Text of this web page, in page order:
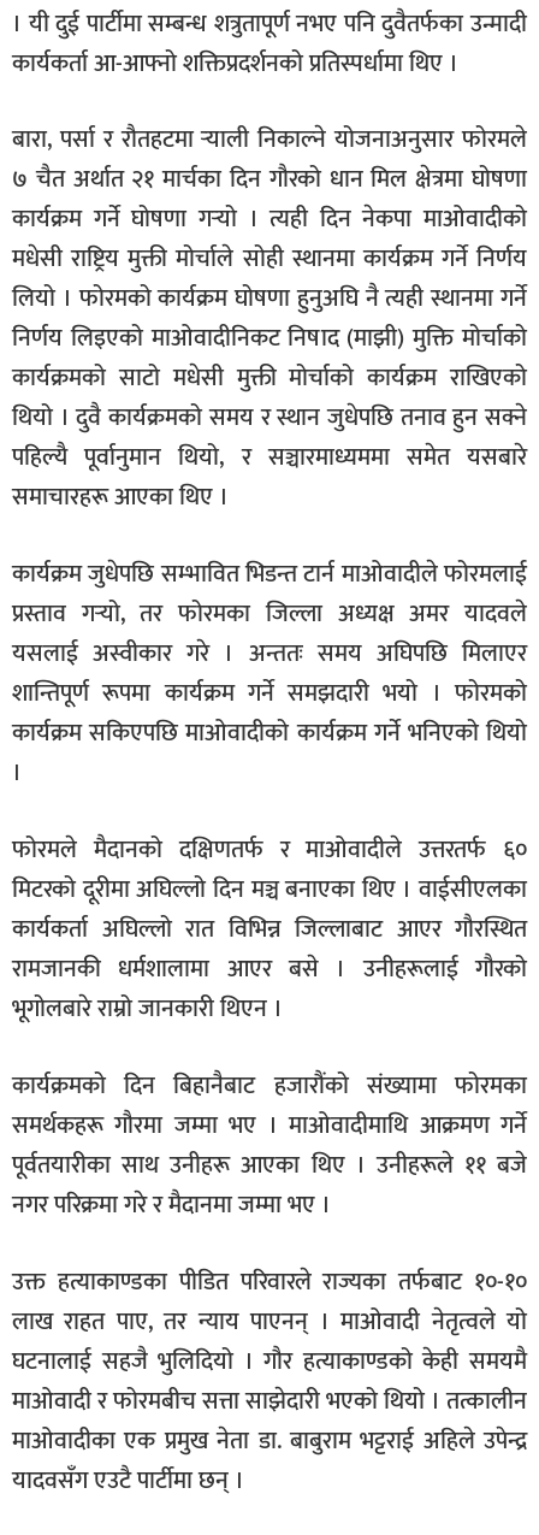
। यी दुई पार्टीमा सम्बन्ध शत्रुतापूर्ण नभए पनि दुवैतर्फका उन्मादी
कार्यकर्ता आ-आफ्नो शक्तिप्रदर्शनको प्रतिस्पर्धामा थिए ।
बारा, पर्सा र रौतहटमा र्‍याली निकाल्ने योजनाअनुसार फोरमले
७ चैत अर्थात २१ मार्चका दिन गौरको धान मिल क्षेत्रमा घोषणा
कार्यक्रम गर्ने घोषणा गर्‍यो । त्यही दिन नेकपा माओवादीको
मधेसी राष्ट्रिय मुक्ती मोर्चाले सोही स्थानमा कार्यक्रम गर्ने निर्णय
लियो । फोरमको कार्यक्रम घोषणा हुनुअघि नै त्यही स्थानमा गर्ने
निर्णय लिइएको माओवादीनिकट निषाद (माझी) मुक्ति मोर्चाको
कार्यक्रमको साटो मधेसी मुक्ती मोर्चाको कार्यक्रम राखिएको
थियो । दुवै कार्यक्रमको समय र स्थान जुधेपछि तनाव हुन सक्ने
पहिल्यै पूर्वानुमान थियो, र सञ्चारमाध्यममा समेत यसबारे
समाचारहरू आएका थिए ।
कार्यक्रम जुधेपछि सम्भावित भिडन्त टार्न माओवादीले फोरमलाई
प्रस्ताव गर्‍यो, तर फोरमका जिल्ला अध्यक्ष अमर यादवले
यसलाई अस्वीकार गरे । अन्ततः समय अघिपछि मिलाएर
शान्तिपूर्ण रूपमा कार्यक्रम गर्ने समझदारी भयो । फोरमको
कार्यक्रम सकिएपछि माओवादीको कार्यक्रम गर्ने भनिएको थियो
।
फोरमले मैदानको दक्षिणतर्फ र माओवादीले उत्तरतर्फ ६०
मिटरको दूरीमा अघिल्लो दिन मञ्च बनाएका थिए । वाईसीएलका
कार्यकर्ता अघिल्लो रात विभिन्न जिल्लाबाट आएर गौरस्थित
रामजानकी धर्मशालामा आएर बसे । उनीहरूलाई गौरको
भूगोलबारे राम्रो जानकारी थिएन ।
कार्यक्रमको दिन बिहानैबाट हजारौंको संख्यामा फोरमका
समर्थकहरू गौरमा जम्मा भए । माओवादीमाथि आक्रमण गर्ने
पूर्वतयारीका साथ उनीहरू आएका थिए । उनीहरूले ११ बजे
नगर परिक्रमा गरे र मैदानमा जम्मा भए ।
उक्त हत्याकाण्डका पीडित परिवारले राज्यका तर्फबाट १०-१०
लाख राहत पाए, तर न्याय पाएनन् । माओवादी नेतृत्वले यो
घटनालाई सहजै भुलिदियो । गौर हत्याकाण्डको केही समयमै
माओवादी र फोरमबीच सत्ता साझेदारी भएको थियो । तत्कालीन
माओवादीका एक प्रमुख नेता डा. बाबुराम भट्टराई अहिले उपेन्द्र
यादवसँग एउटै पार्टीमा छन् ।